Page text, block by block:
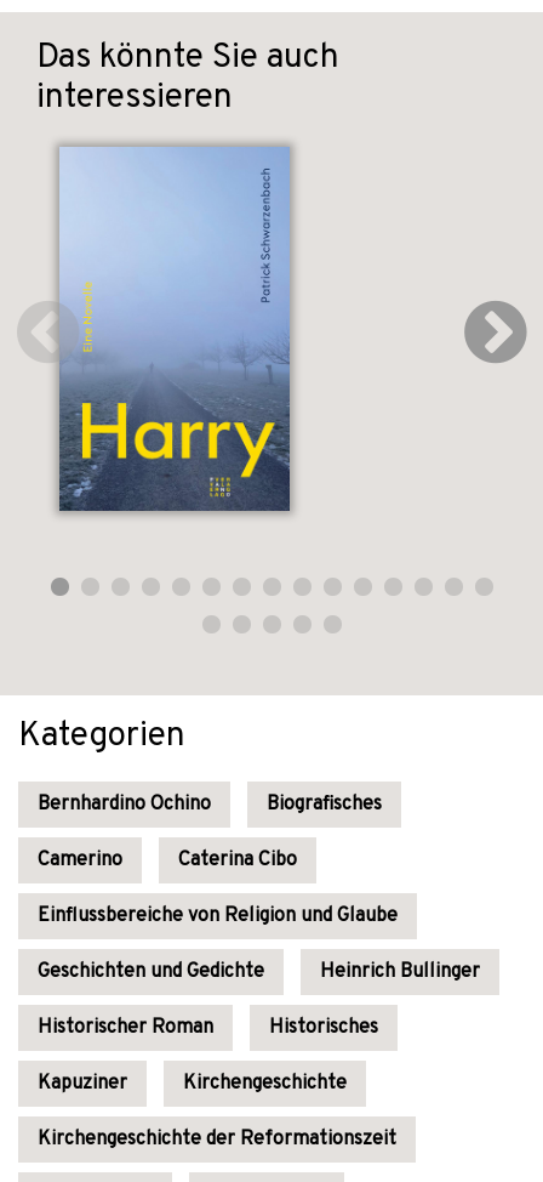
Das könnte Sie auch
interessieren
Kategorien
Bernhardino Ochino Biografisches
Camerino Caterina Cibo
Einflussbereiche von Religion und Glaube
Geschichten und Gedichte Heinrich Bullinger
Historischer Roman Historisches
Kapuziner Kirchengeschichte
Kirchengeschichte der Reformationszeit